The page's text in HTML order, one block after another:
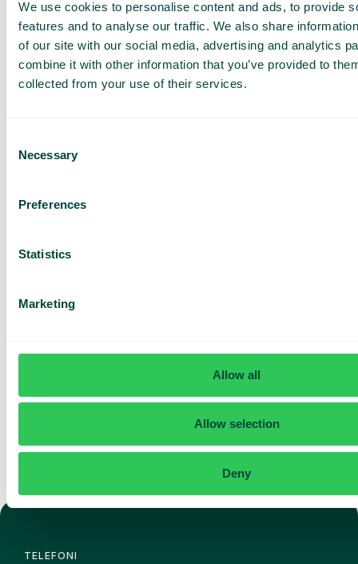
We use cookies to personalise content and ads, to provide
features and to analyse our traffic. We also share
of our site with our social media, advertising and analytics
combine it with other information that you’ve provided to
collected from your use of their services.
Selection
Necessary
Preferences
Statistics
Marketing
Allow all
Allow selection
Deny
Få en
skræddersyet
demo og et
tilbud
Tilbud tilpasset din
virksomhed
for dig og dit team
TELEFONI